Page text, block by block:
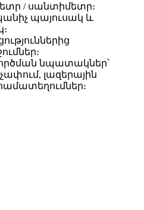
/ սանտիմետր։
պայուսակ և
նպատակներ՝
լազերային